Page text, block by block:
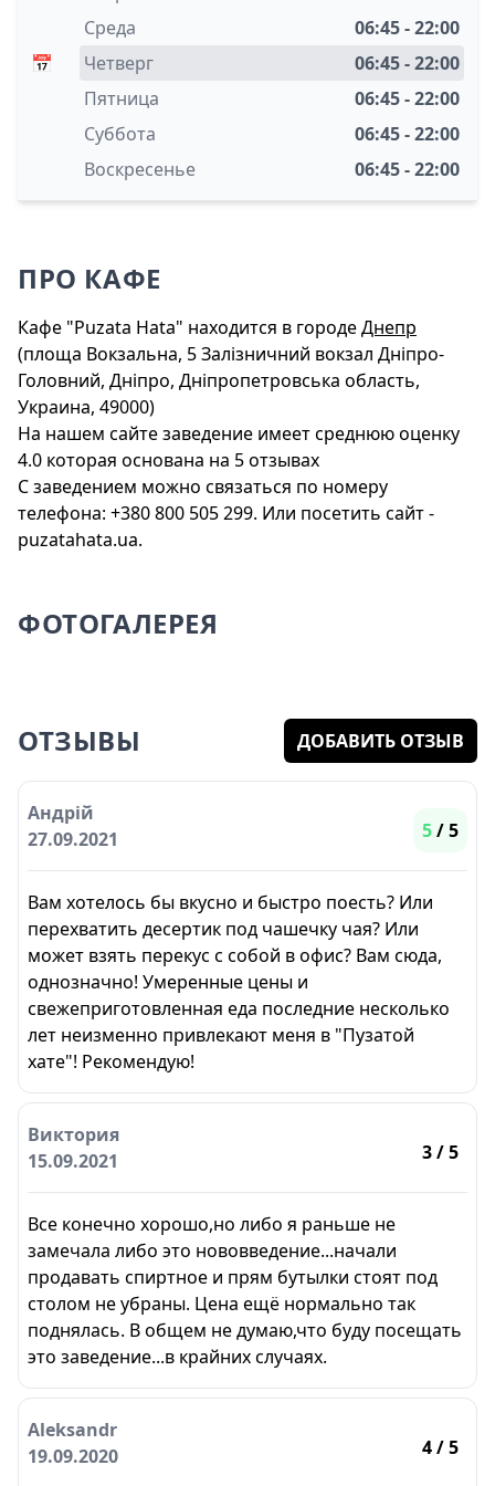
📅
Среда
06:45 - 22:00
Четверг
06:45 - 22:00
Пятница
06:45 - 22:00
Суббота
06:45 - 22:00
Воскресенье
06:45 - 22:00
ПРО КАФЕ
Кафе "Puzata Hata" находится в городеДнепр
(площа Вокзальна, 5 Залізничний вокзал Дніпро-
Головний, Дніпро, Дніпропетровська область,
Украина, 49000)
На нашем сайте заведение имеет среднюю оценку
4.0 которая основана на 5 отзывах
С заведением можно связаться по номеру
телефона: +380 800 505 299. Или посетить сайт -
puzatahata.ua.
ФОТОГАЛЕРЕЯ
ОТЗЫВЫ ДОБАВИТЬ ОТЗЫВ
Андрій
27.09.2021
5/ 5
Вам хотелось бы вкусно и быстро поесть? Или
перехватить десертик под чашечку чая? Или
может взять перекус с собой в офис? Вам сюда,
однозначно! Умеренные цены и
свежеприготовленная еда последние несколько
лет неизменно привлекают меня в "Пузатой
хате"! Рекомендую!
Виктория
15.09.2021
3/ 5
Все конечно хорошо,но либо я раньше не
замечала либо это нововведение...начали
продавать спиртное и прям бутылки стоят под
столом не убраны. Цена ещё нормально так
поднялась. В общем не думаю,что буду посещать
это заведение...в крайних случаях.
Aleksandr
19.09.2020
4/ 5